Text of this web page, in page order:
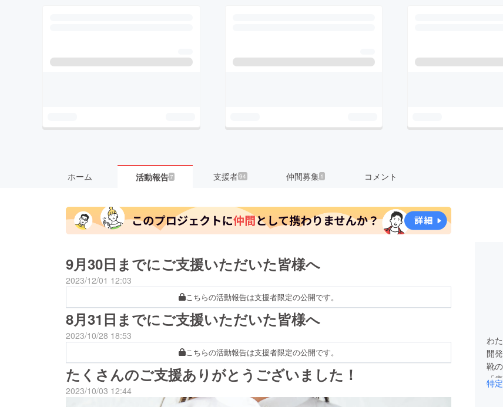
ホーム 活動報告7 支援者94 仲間募集 1 コメント
9月30日までにご支援いただいた皆様へ
2023/12/01 12:03
こちらの活動報告は支援者限定の公開です。
8月31日までにご支援いただいた皆様へ
2023/10/28 18:53
こちらの活動報告は支援者限定の公開です。
たくさんのご支援ありがとうございました！
2023/10/03 12:44
わ
開
靴
「
る
特